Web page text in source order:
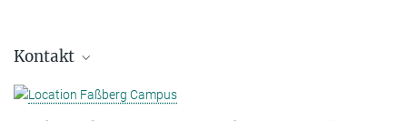
Kontakt
Jürgen Troe